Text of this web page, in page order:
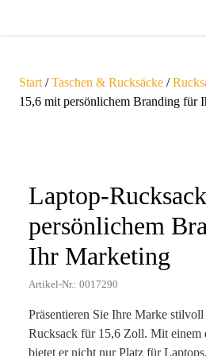
Start /Taschen & Rucksäcke /
15,6 mit persönlichem Branding für
Laptop-
persönlichem
Ihr Marketing
Artikel-Nr.: 0017290
Präsentieren Sie Ihre Marke
Rucksack für 15,6 Zoll. Mit einem
bietet er nicht nur Platz für